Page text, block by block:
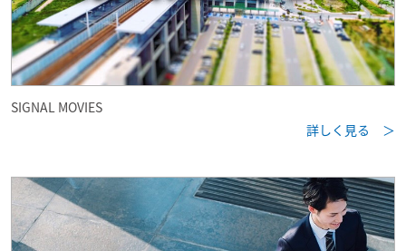
SIGNAL MOVIES
詳しく見る ＞